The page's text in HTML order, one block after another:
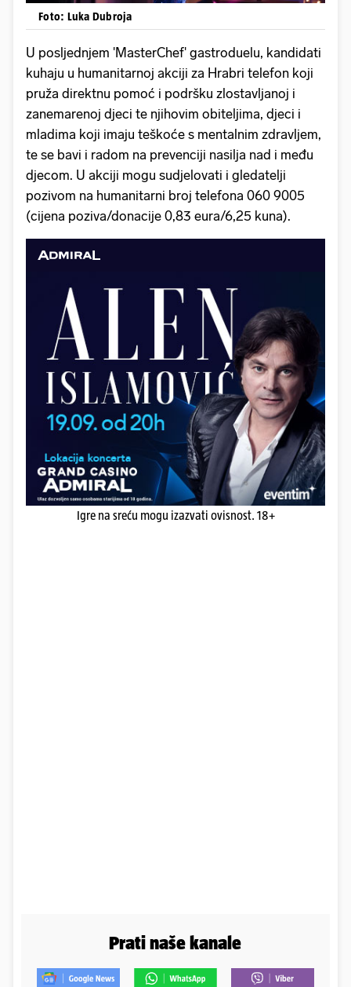
Foto: Luka Dubroja
U posljednjem 'MasterChef' gastroduelu, kandidati
kuhaju u humanitarnoj akciji za Hrabri telefon koji
pruža direktnu pomoć i podršku zlostavljanoj i
zanemarenoj djeci te njihovim obiteljima, djeci i
mladima koji imaju teškoće s mentalnim zdravljem,
te se bavi i radom na prevenciji nasilja nad i među
djecom. U akciji mogu sudjelovati i gledatelji
pozivom na humanitarni broj telefona 060 9005
(cijena poziva/donacije 0,83 eura/6,25 kuna).
Igre na sreću mogu izazvati ovisnost. 18+
Prati naše kanale